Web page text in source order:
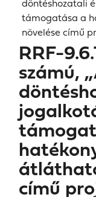
döntéshozatali
támogatása a
növelése című
RRF-
számú,
című